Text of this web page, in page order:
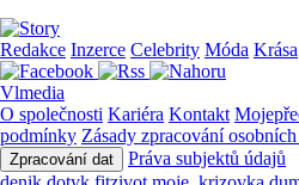
Redakce Inzerce Celebrity Móda Krása
Vlmedia
O společnosti Kariéra Kontakt
podmínky Zásady zpracování
Zpracování dat
Práva subjektů údajů